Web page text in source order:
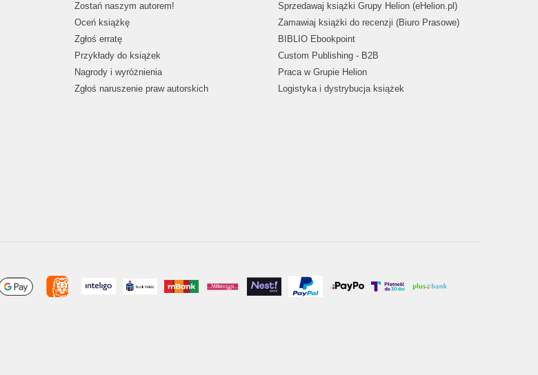
Zostań naszym autorem!
Oceń książkę
Zgłoś erratę
Przykłady do książek
Nagrody i wyróżnienia
Zgłoś naruszenie praw autorskich
Sprzedawaj książki Grupy Helion (eHelion.pl)
Zamawiaj książki do recenzji (Biuro Prasowe)
BIBLIO Ebookpoint
Custom Publishing - B2B
Praca w Grupie Helion
Logistyka i dystrybucja książek